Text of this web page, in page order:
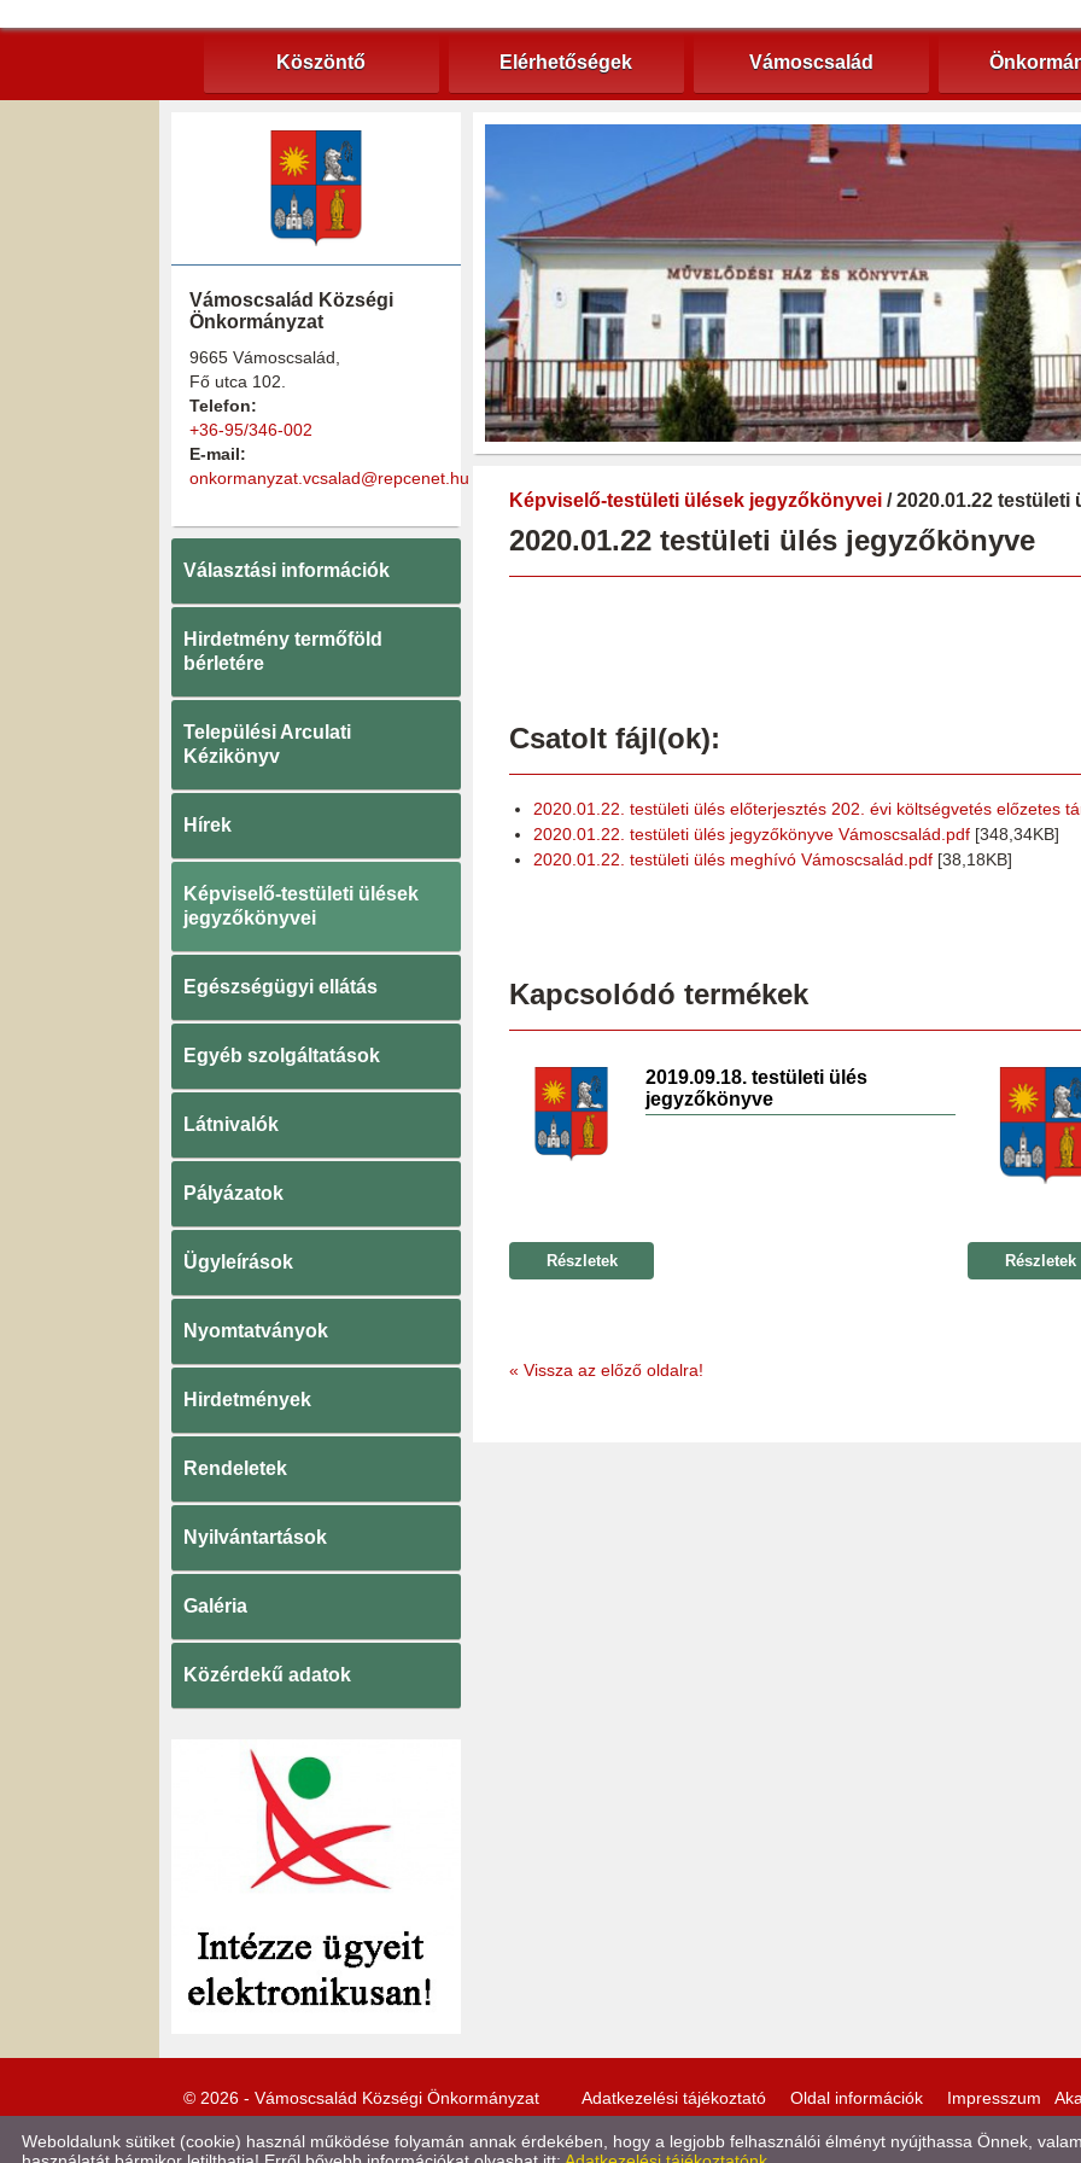
Köszöntő Elérhetőségek Vámoscsalád
Vámoscsalád Községi
Önkormányzat
9665 Vámoscsalád,
Fő utca 102.
Telefon:
+36-95/346-002
E-mail:
onkormanyzat.vcsalad@repcenet.hu
Választási információk
Hirdetmény termőföld
bérletére
Települési Arculati
Kézikönyv
Hírek
Képviselő-testületi ülések
jegyzőkönyvei
Egészségügyi ellátás
Egyéb szolgáltatások
Látnivalók
Pályázatok
Ügyleírások
Nyomtatványok
Hirdetmények
Rendeletek
Nyilvántartások
Galéria
Közérdekű adatok
Képviselő-testületi ülések jegyzőkönyvei / 2020.01.22
2020.01.22 testületi ülés jegyzőkönyve
Csatolt fájl(ok):
2020.01.22. testületi ülés előterjesztés 202. évi költségvetés előzetes
2020.01.22. testületi ülés jegyzőkönyve Vámoscsalád.pdf [348,34KB]
2020.01.22. testületi ülés meghívó Vámoscsalád.pdf [38,18KB]
Kapcsolódó termékek
2019.09.18. testületi ülés
jegyzőkönyve
Részletek Részletek
« Vissza az előző oldalra!
© 2026 - Vámoscsalád Községi Önkormányzat Adatkezelési tájékoztató Oldal információk Impresszum
Weboldalunk sütiket (cookie) használ működése folyamán annak érdekében, hogy a legjobb felhasználói élményt nyújthassa Önnek,